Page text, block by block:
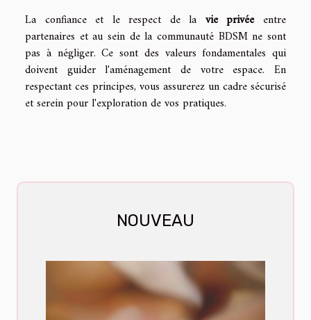
La confiance et le respect de la vie privéeentre
partenaires et au sein de la communauté BDSM ne sont
pas à négliger. Ce sont des valeurs fondamentales qui
doivent guider l'aménagement de votre espace. En
respectant ces principes, vous assurerez un cadre sécurisé
et serein pour l'exploration de vos pratiques.
NOUVEAU